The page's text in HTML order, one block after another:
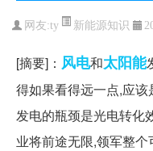
网友:ty 新能源知识
[摘要]： 风电和太阳能
得如果看得远一点,应
发电的瓶颈是光电转化
业将前途无限,领军整